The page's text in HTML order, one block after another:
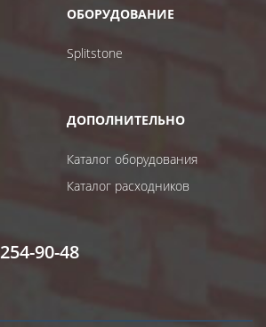
ОБОРУДОВАНИЕ
Splitstone
ДОПОЛНИТЕЛЬНО
Каталог оборудования
Каталог расходников
90-48